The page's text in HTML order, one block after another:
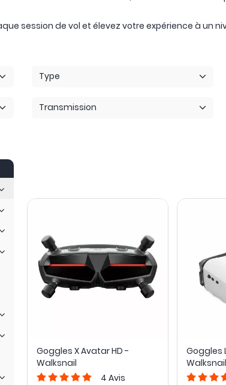
session de vol et élevez votre expérience à un
Type
Transmission
Goggles X Avatar HD -
Walksnail
4 Avis
Goggles
Walksnail